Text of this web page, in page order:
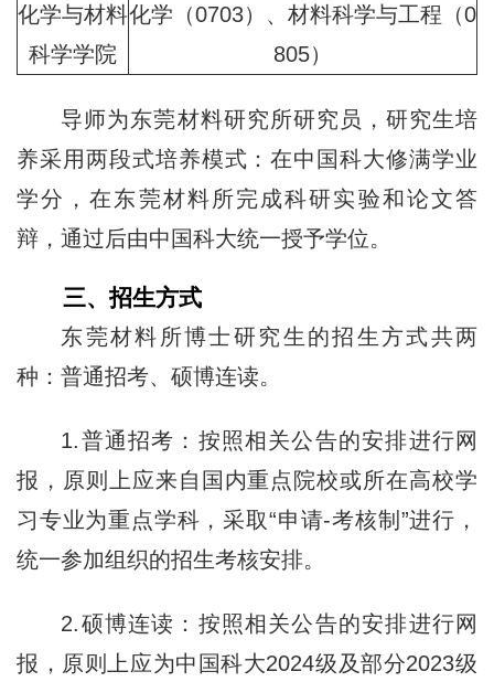
化学与材料
科学学院
化学（0703）、材料科学与工程（0
805）
导师为东莞材料研究所研究员，研究生培
养采用两段式培养模式：在中国科大修满学业
学分，在东莞材料所完成科研实验和论文答
辩，通过后由中国科大统一授予学位。
三、招生方式
东莞材料所博士研究生的招生方式共两
种：普通招考、硕博连读。
1.普通招考：按照相关公告的安排进行网
报，原则上应来自国内重点院校或所在高校学
习专业为重点学科，采取“申请-考核制”进行，
统一参加组织的招生考核安排。
2.硕博连读：按照相关公告的安排进行网
报，原则上应为中国科大2024级及部分2023级